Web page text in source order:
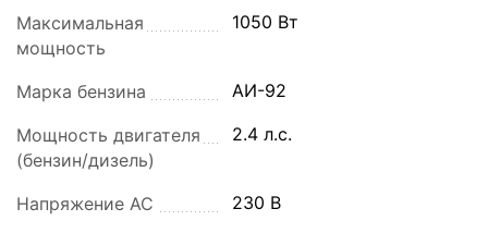
Максимальная
мощность
1050 Вт
Марка бензина АИ-92
Мощность двигателя
(бензин/дизель)
2.4 л.с.
Напряжение AC 230 В